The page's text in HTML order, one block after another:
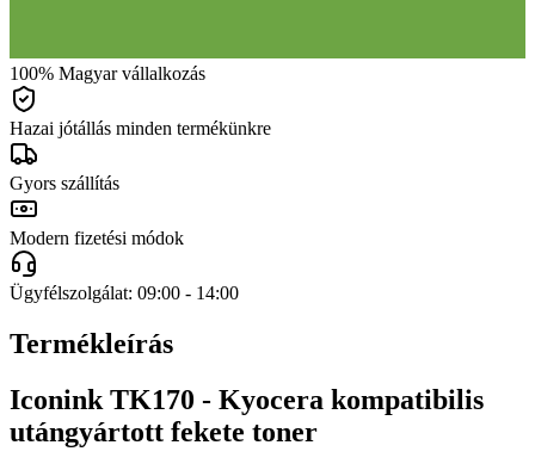
100% Magyar vállalkozás
Hazai jótállás minden termékünkre
Gyors szállítás
Modern fizetési módok
Ügyfélszolgálat: 09:00 - 14:00
Termékleírás
Iconink TK170 - Kyocera kompatibilis
utángyártott fekete toner